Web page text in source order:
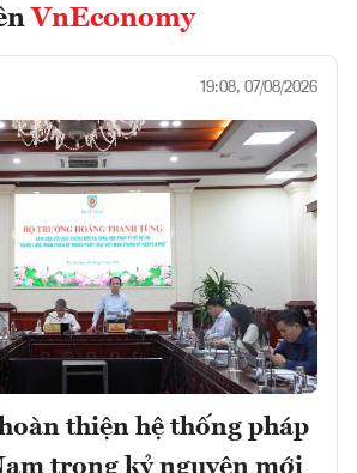
VnEconomy
19:08, 07/08/2026
thiện hệ thống pháp
trong kỷ nguyên mới